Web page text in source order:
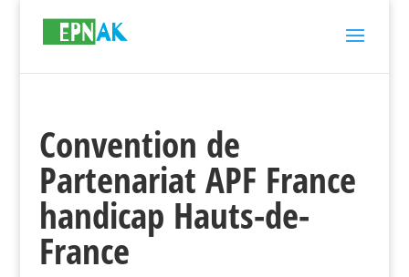
Convention de
Partenariat APF France
handicap Hauts-de-
France